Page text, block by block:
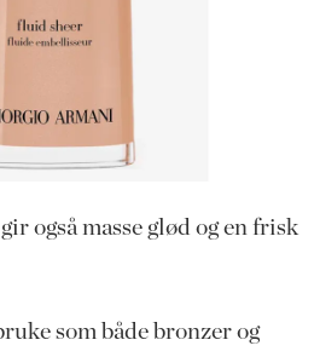
også masse glød og en frisk
som både bronzer og